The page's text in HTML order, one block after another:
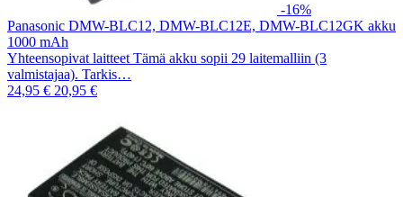
-16%
Panasonic DMW-BLC12, DMW-BLC12E, DMW-BLC12GK akku
1000 mAh
Yhteensopivat laitteet Tämä akku sopii 29 laitemalliin (3
valmistajaa). Tarkis…
24,95 € 20,95 €